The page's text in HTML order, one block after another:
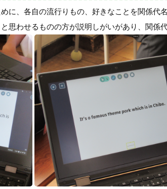
に、各自の流行りもの、好きなことを関係代
思わせるものの方が説明しがいがあり、関係